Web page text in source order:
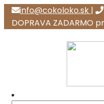
info@cokoloko.sk |
DOPRAVA ZADARMO